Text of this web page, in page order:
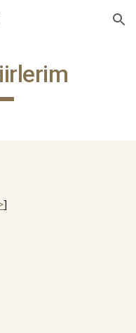
Skip to navigation
]